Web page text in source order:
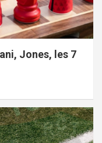
Jones, les 7